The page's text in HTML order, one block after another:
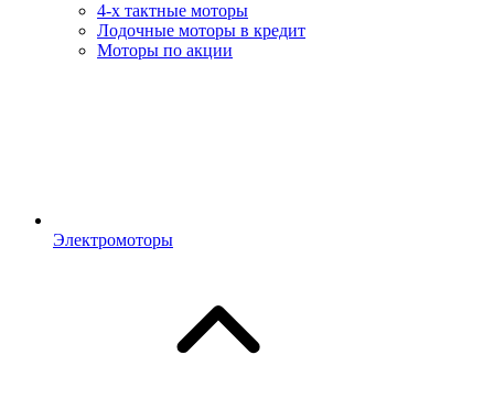
4-х тактные моторы
Лодочные моторы в кредит
Моторы по акции
Электромоторы